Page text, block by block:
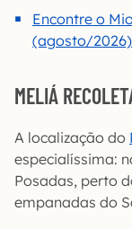
Encontre o
(agosto/2026)
MELIÁ
A localização do
especialíssima:
Posadas, perto
empanadas do